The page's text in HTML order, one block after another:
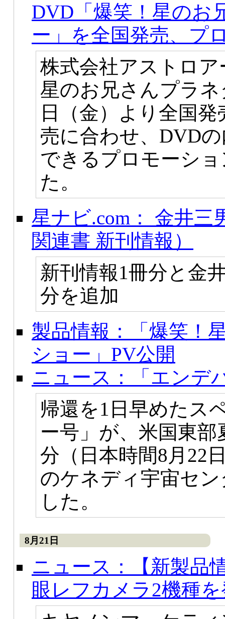
DVD「爆笑！星のお
ー」を全国発売、プ
株式会社アストロ
星のお兄さんプラ
日（金）より全国
売に合わせ、DVD
できるプロモーシ
た。
星ナビ.com： 金井三
関連書 新刊情報）
新刊情報1冊分と金
分を追加
製品情報：「爆笑！
ショー」PV公開
ニュース：「エンデ
帰還を1日早めたス
ー号」が、米国東部
分（日本時間8月22
のケネディ宇宙セ
した。
8月21日
ニュース：【新製品
眼レフカメラ2機種